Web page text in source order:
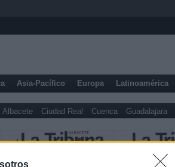
Asia-Pacífico Europa Latinoamérica
Albacete Ciudad Real Cuenca Guadalajara